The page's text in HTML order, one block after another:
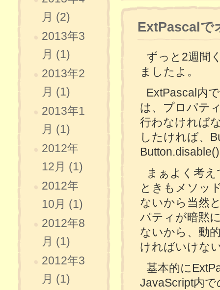
ExtPascalで
ずっと2週間
ましたよ。
ExtPascal内
は、プロパテ
行わなければ
したければ、
まぁよく考
ときもメソッ
ないから当然
パティが暗黙
ないから、動
ければいけな
基本的に
JavaScript内
月 (2)
2013年3
月 (1)
2013年2
月 (1)
2013年1
月 (1)
2012年
12月 (1)
2012年
10月 (1)
2012年8
月 (1)
2012年3
月 (1)